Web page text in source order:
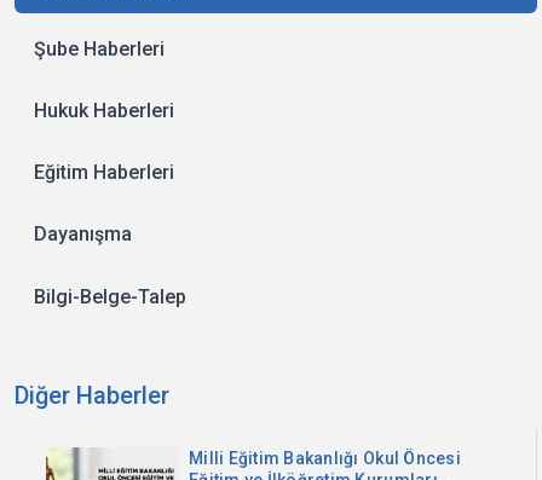
Şube Haberleri
Hukuk Haberleri
Eğitim Haberleri
Dayanışma
Bilgi-Belge-Talep
Diğer Haberler
Milli Eğitim Bakanlığı Okul Öncesi